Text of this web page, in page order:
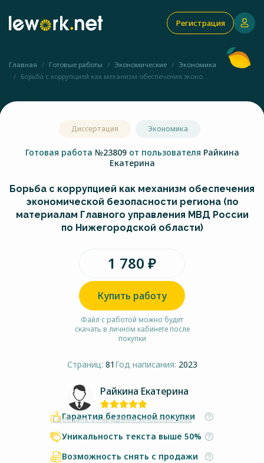
Регистрация
Главная Готовые работы Экономические
Экономика
Борьба с коррупцией как механизм обеспечения эконо...
Диссертация Экономика
Готовая работа №23809 от пользователя Райкина
Екатерина
Борьба с коррупцией как механизм обеспечения
экономической безопасности региона (по
материалам Главного управления МВД России
по Нижегородской области)
1 780 ₽
Купить работу
Файл с работой можно будет
скачать в личном кабинете после
покупки
Страниц: 81 Год написания: 2023
Райкина Екатерина
Сообщить о нарушении авторских прав
Гарантия безопасной покупки
Уникальность текста выше 50%
Возможность снять с продажи